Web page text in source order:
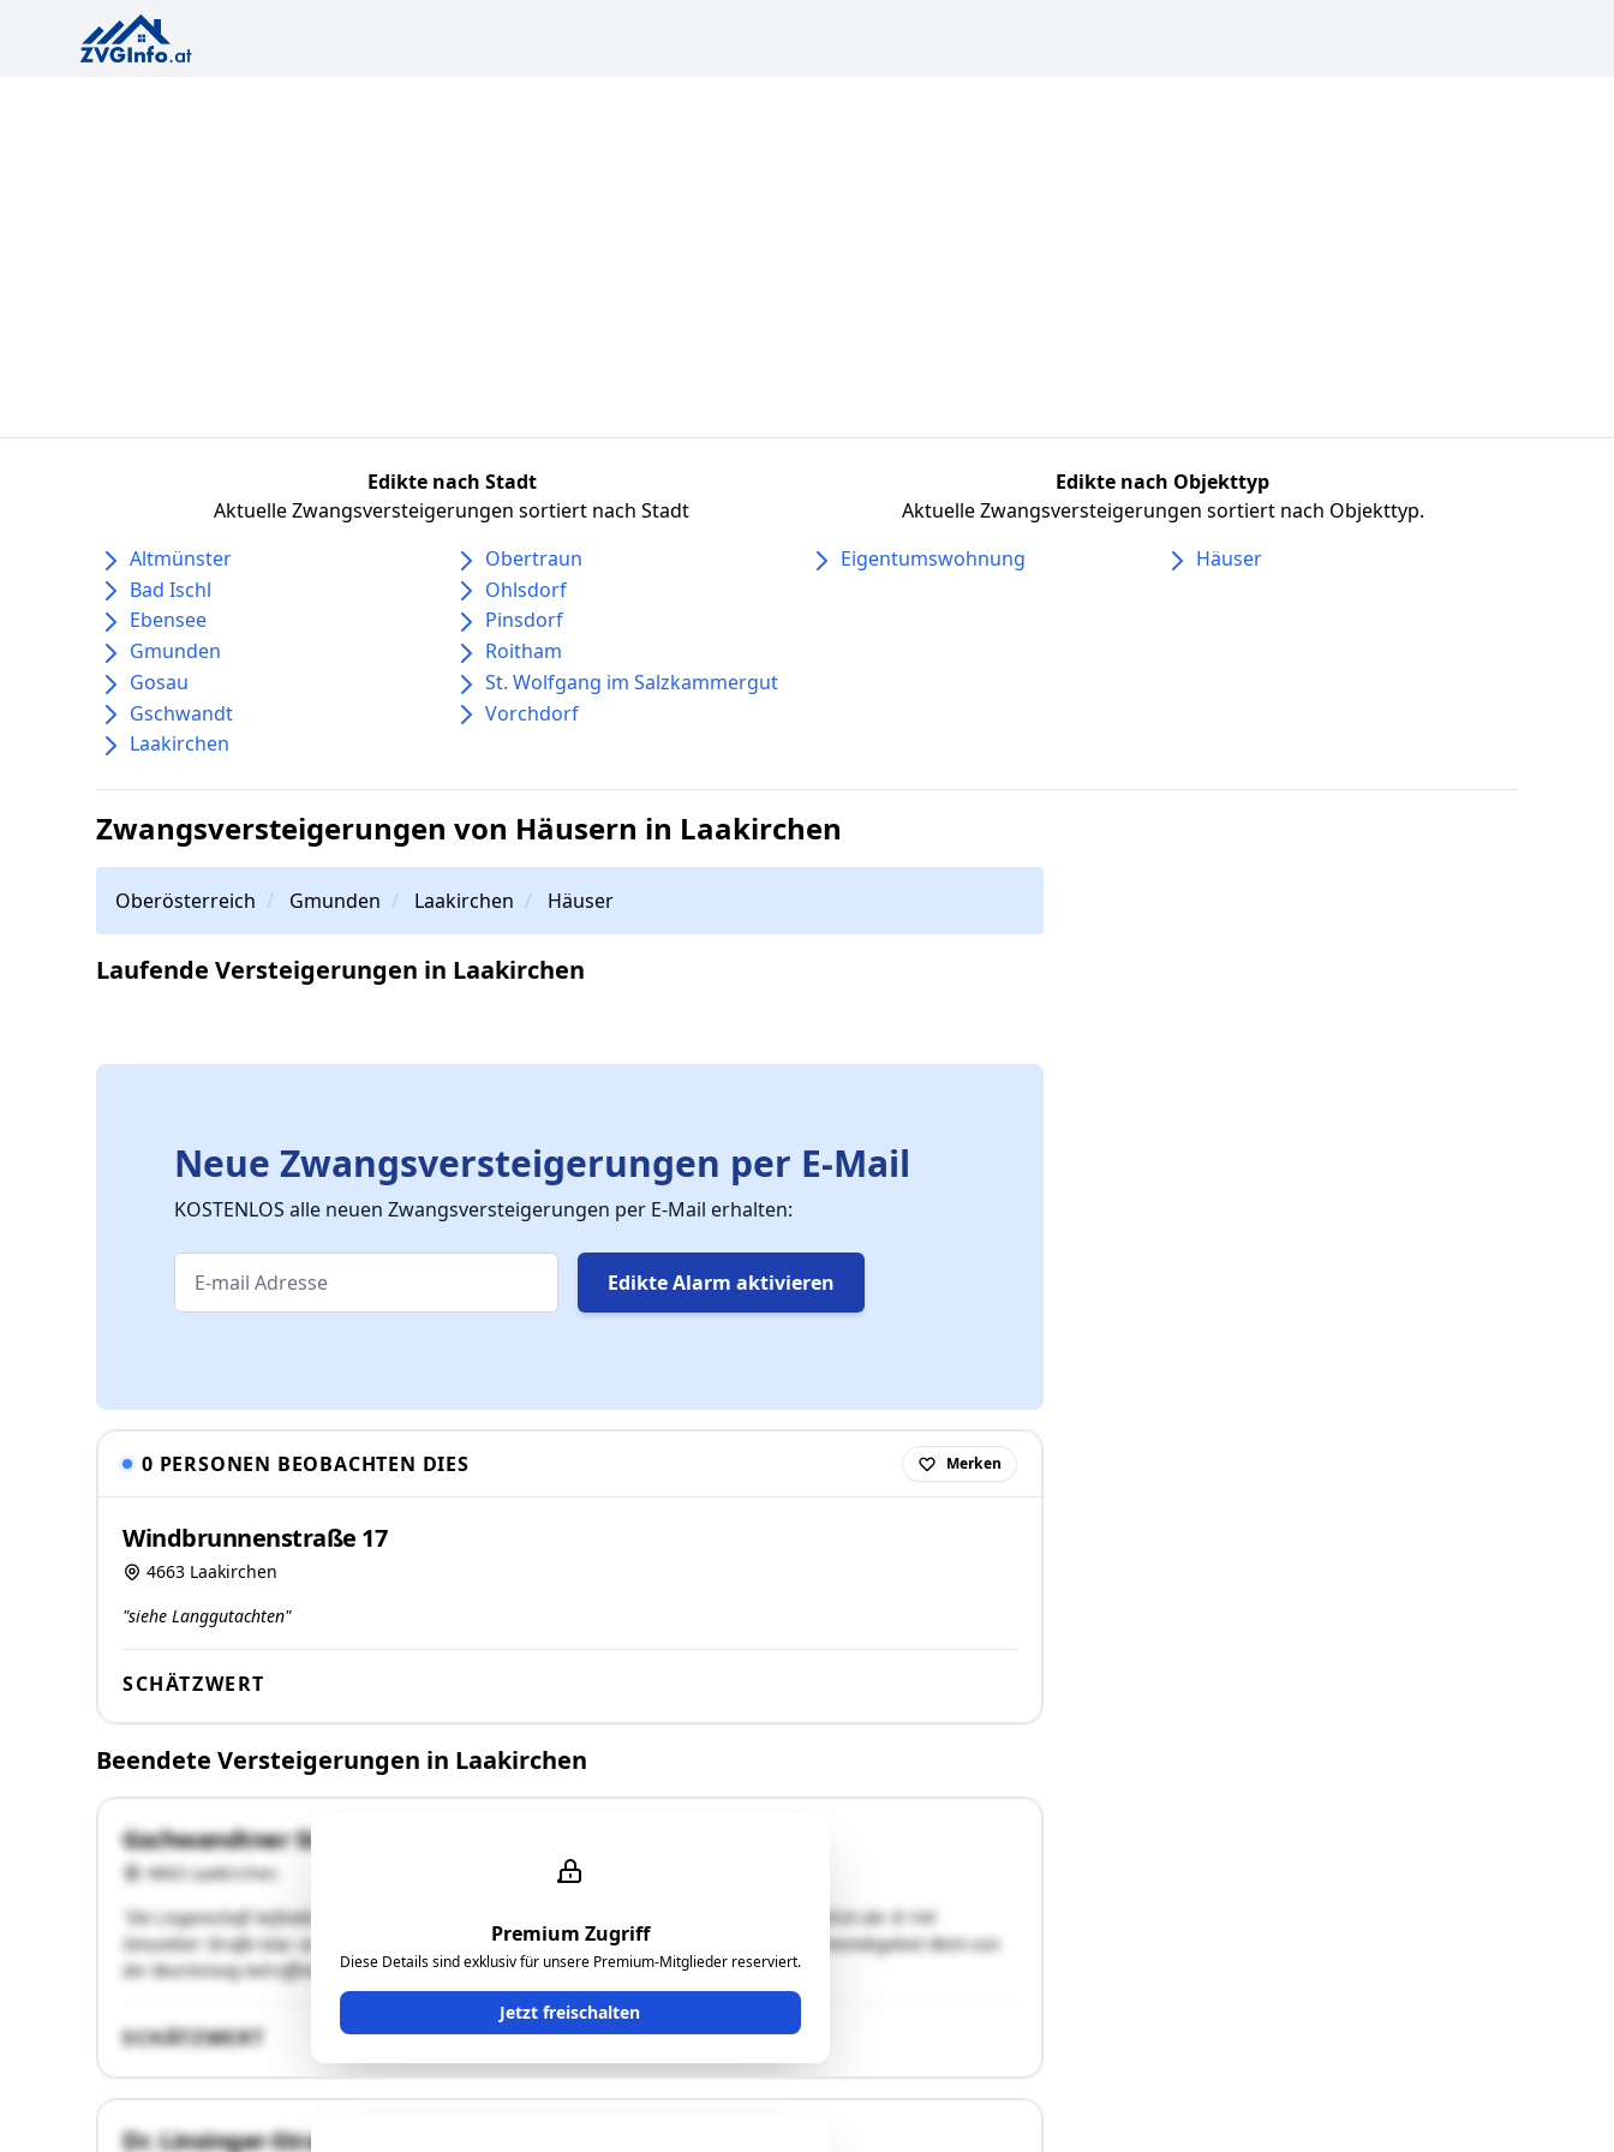
Edikte nach Stadt
Aktuelle Zwangsversteigerungen sortiert nach Stadt
Altmünster
Bad Ischl
Ebensee
Gmunden
Gosau
Gschwandt
Laakirchen
Obertraun
Ohlsdorf
Pinsdorf
Roitham
St. Wolfgang im Salzkammergut
Vorchdorf
Edikte nach Objekttyp
Aktuelle Zwangsversteigerungen sortiert nach Objekttyp.
Eigentumswohnung
Häuser
Zwangsversteigerungen von Häusern in Laakirchen
Oberösterreich Gmunden Laakirchen Häuser
Laufende Versteigerungen in Laakirchen
Neue Zwangsversteigerungen per E-Mail
KOSTENLOS alle neuen Zwangsversteigerungen per E-Mail erhalten:
Edikte Alarm aktivieren
0 PERSONEN BEOBACHTEN DIES Merken
Windbrunnenstraße 17
4663 Laakirchen
"siehe Langgutachten"
SCHÄTZWERT
Beendete Versteigerungen in Laakirchen
Premium Zugriff
Diese Details sind exklusiv für unsere Premium-Mitglieder reserviert.
Jetzt freischalten
Gschwandtner Straße 28
4663 Laakirchen
"Die Liegenschaft befindet sich ca. 840 m südlich vom Stadtamt von Laakirchen, ca. 350 m östlich der B 144
Gmundner Straße bzw. ca. 4,0 km östlich der A1 Westautobahn. Bezogen auf das gesamte Gemeindegebiet Beim von
der Beurteilung betroffenen Hauptgebäude …"
SCHÄTZWERT
Dr. Linsinger-Straße 9